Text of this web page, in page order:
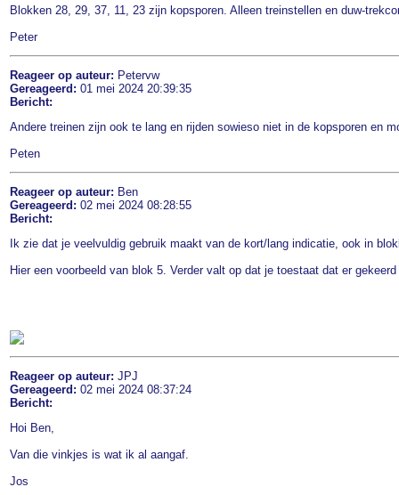
Blokken 28, 29, 37, 11, 23 zijn kopsporen. Alleen treinstellen en duw-
Peter
Reageer op auteur: Petervw
Gereageerd: 01 mei 2024 20:39:35
Bericht:
Andere treinen zijn ook te lang en rijden sowieso niet in de kopsporen en
Peten
Reageer op auteur: Ben
Gereageerd: 02 mei 2024 08:28:55
Bericht:
Ik zie dat je veelvuldig gebruik maakt van de kort/lang indicatie, ook in
Hier een voorbeeld van blok 5. Verder valt op dat je toestaat dat er
Reageer op auteur: JPJ
Gereageerd: 02 mei 2024 08:37:24
Bericht:
Hoi Ben,
Van die vinkjes is wat ik al aangaf.
Jos